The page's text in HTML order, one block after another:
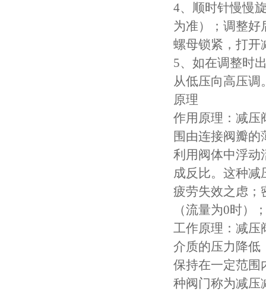
4、顺时针慢慢
为准）；调整好
螺母锁紧，打开
5、如在调整时
从低压向高压调
原理
作用原理：减压
围由连接阀瓣
利用阀体中浮动
成反比。这种减
疲劳失效之虑；
（流量为0时）
工作原理：减压
介质的压力降低
保持在一定范围
种阀门称为减压